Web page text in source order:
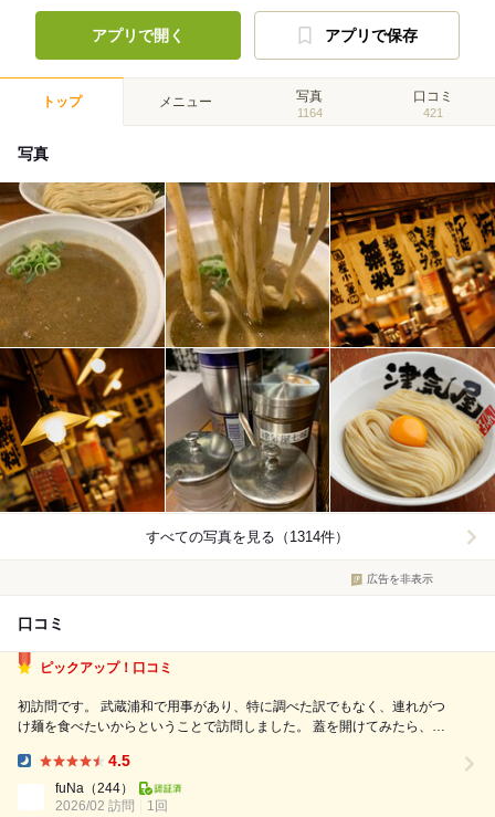
アプリで開く アプリで保存
トップ メニュー 写真
1164
口コミ
421
写真
すべての写真を見る（1314件）
広告を非表示
口コミ
ピックアップ！口コミ
初訪問です。 武蔵浦和で用事があり、特に調べた訳でもなく、連れがつ
け麺を食べたいからということで訪問しました。 蓋を開けてみたら、か
出会えるとは。 本日頂いたのは ・濃厚煮干しつけ麺 並盛 です。 本当は
味たまも...
4.5
fuNa （244）
2026/02 訪問
1回